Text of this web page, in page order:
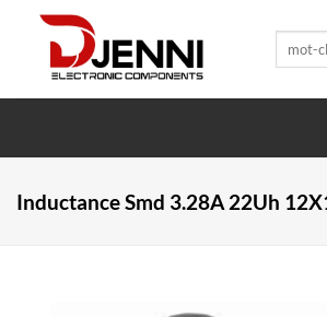
content
Inductance Smd 3.28A 22Uh